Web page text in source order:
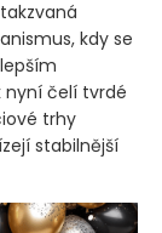
kdy se
nyní čelí tvrdé
trhy
stabilnější